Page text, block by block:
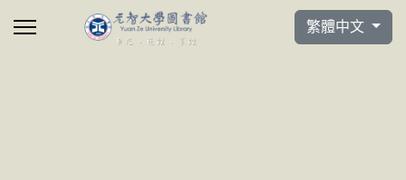
選擇你的語言
繁體中文